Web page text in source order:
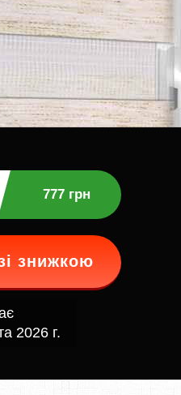
777 грн
знижкою
2026 г.